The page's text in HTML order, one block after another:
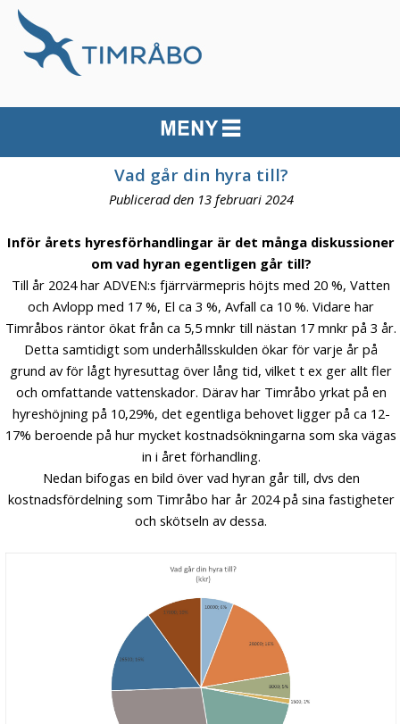
Vad går din hyra till?
Publicerad den 13 februari 2024
Inför årets hyresförhandlingar är det många diskussioner
om vad hyran egentligen går till?
Till år 2024 har ADVEN:s fjärrvärmepris höjts med 20 %, Vatten
och Avlopp med 17 %, El ca 3 %, Avfall ca 10 %. Vidare har
Timråbos räntor ökat från ca 5,5 mnkr till nästan 17 mnkr på 3 år.
Detta samtidigt som underhållsskulden ökar för varje år på
grund av för lågt hyresuttag över lång tid, vilket t ex ger allt fler
och omfattande vattenskador. Därav har Timråbo yrkat på en
hyreshöjning på 10,29%, det egentliga behovet ligger på ca 12-
17% beroende på hur mycket kostnadsökningarna som ska vägas
in i året förhandling.
Nedan bifogas en bild över vad hyran går till, dvs den
kostnadsfördelning som Timråbo har år 2024 på sina fastigheter
och skötseln av dessa.